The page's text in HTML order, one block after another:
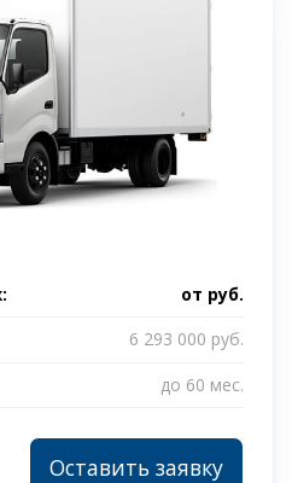
от руб.
6 293 000 руб.
до 60 мес.
Оставить заявку